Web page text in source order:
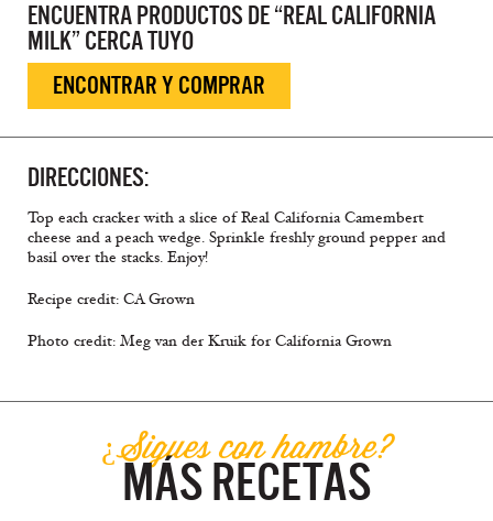
ENCUENTRA PRODUCTOS DE “REAL CALIFORNIA
MILK” CERCA TUYO
ENCONTRAR Y COMPRAR
DIRECCIONES:
Top each cracker with a slice of Real California Camembert
cheese and a peach wedge. Sprinkle freshly ground pepper and
basil over the stacks. Enjoy!
Recipe credit: CA Grown
Photo credit: Meg van der Kruik for California Grown
¿Sigues con hambre?
MÁS RECETAS